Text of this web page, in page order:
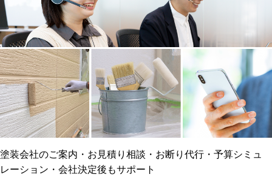
工事保険
ご近所トラブルに
賠償保険
雨漏り修繕
防水工事
塗装会社のご案内・お見積り相談・お断り代行・予算シミュ
レーション・会社決定後もサポート